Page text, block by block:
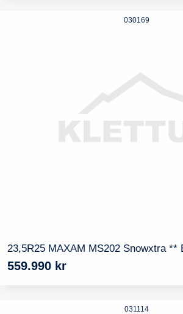
030169
23,5R25 MAXAM MS202 Snowxtra **
559.990 kr
031114